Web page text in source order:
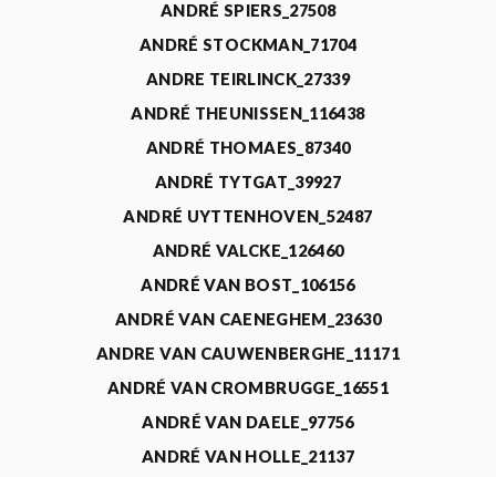
ANDRÉ SPIERS_27508
ANDRÉ STOCKMAN_71704
ANDRE TEIRLINCK_27339
ANDRÉ THEUNISSEN_116438
ANDRÉ THOMAES_87340
ANDRÉ TYTGAT_39927
ANDRÉ UYTTENHOVEN_52487
ANDRÉ VALCKE_126460
ANDRÉ VAN BOST_106156
ANDRÉ VAN CAENEGHEM_23630
ANDRE VAN CAUWENBERGHE_11171
ANDRÉ VAN CROMBRUGGE_16551
ANDRÉ VAN DAELE_97756
ANDRÉ VAN HOLLE_21137